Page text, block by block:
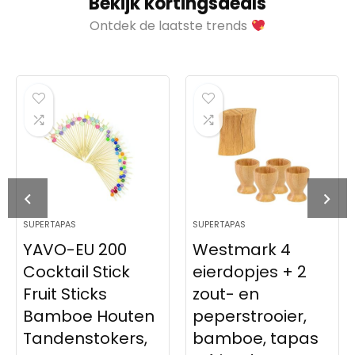
Ontdek de laatste trends
Westmark 4
eierdopjes + 2
zout- en
peperstrooier,
bamboe, tapas
The
Book of
and Spanish
Cooking:
Discover the